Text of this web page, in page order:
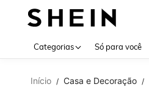
Categorias Só para você
Início / Casa e Decoração /